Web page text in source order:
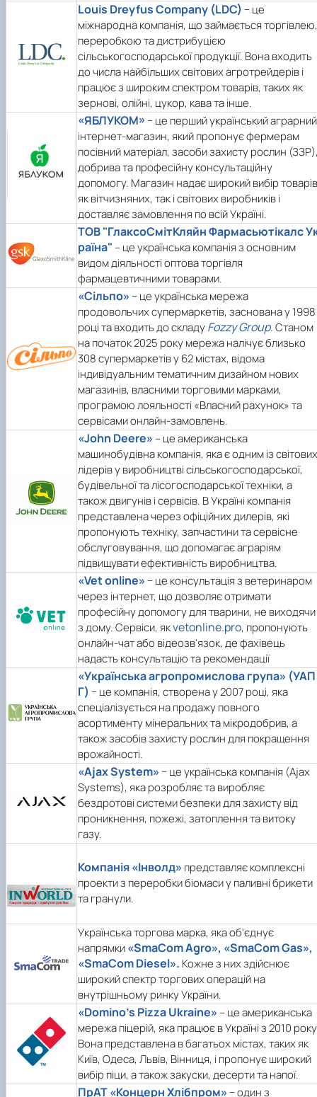
Louis Dreyfus Company (LDC) − це
міжнародна компанія, що займається торгівлею,
переробкою та дистрибуцією
сільськогосподарської продукції. Вона входить
до числа найбільших світових агротрейдерів і
працює з широким спектром товарів, таких як
зернові, олійні, цукор, кава та інше.
«ЯБЛУКОМ» − це перший український аграрний
інтернет-магазин, який пропонує фермерам
посівний матеріал, засоби захисту рослин
добрива та професійну консультаційну
допомогу. Магазин надає широкий вибір товарів
як вітчизняних, так і світових виробників і
доставляє замовлення по всій Україні.
ТОВ "ГлаксоСмітКляйн Фармасьютікалс
раїна" – це українська компанія з основним
видом діяльності оптова торгівля
фармацевтичними товарами.
«Сільпо» − це українська мережа
продовольчих супермаркетів, заснована у 1998
році та входить до складуFozzy Group. Станом
на початок 2025 року мережа налічує близько
308 супермаркетів у 62 містах, відома
індивідуальним тематичним дизайном нових
магазинів, власними торговими марками,
програмою лояльності «Власний рахунок» та
сервісами онлайн-замовлень.
«John Deere» – це американська
машинобудівна компанія, яка є одним із світових
лідерів у виробництві сільськогосподарської,
будівельної та лісогосподарської техніки, а
також двигунів і сервісів. В Україні компанія
представлена через офіційних дилерів, які
пропонують техніку, запчастини та сервісне
обслуговування, що допомагає аграріям
підвищувати ефективність виробництва.
«Vet online» − це консультація з ветеринаром
через інтернет, що дозволяє отримати
професійну допомогу для тварини, не виходячи
з дому. Сервіси, якvetonline.pro, пропонують
онлайн-чат або відеозв'язок, де фахівець
надасть консультацію та рекомендації
«Українська агропромислова група» (УАП
Г) − це компанія, створена у 2007 році, яка
спеціалізується на продажу повного
асортименту мінеральних та мікродобрив, а
також засобів захисту рослин для покращення
врожайності.
«Ajax System» − це українська компанія (Ajax
Systems), яка розробляє та виробляє
бездротові системи безпеки для захисту від
проникнення, пожежі, затоплення та витоку
газу.
Компанія «Інволд» представляє комплексні
проекти з переробки біомаси у паливні брикети
та гранули.
Українська торгова марка, яка об'єднує
напрямки«SmaCom Agro», «SmaCom Gas»,
«SmaCom Diesel». Кожне з них здійснює
широкий спектр торгових операцій на
внутрішньому ринку України.
«Domino’s Pizza Ukraine» – це американська
мережа піцерій, яка працює в Україні з 2010
Вона представлена в багатьох містах, таких як
Київ, Одеса, Львів, Вінниця, і пропонує широкий
вибір піци, а також закуски, десерти та напої.
ПрАТ «Концерн Хлібпром» − один з